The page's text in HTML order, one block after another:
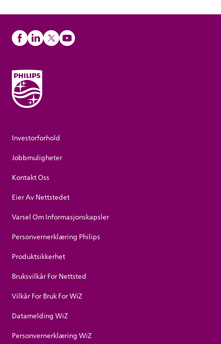
Investorforhold
Jobbmuligheter
Kontakt Oss
Eier Av Nettstedet
Varsel Om Informasjonskapsler
Personvernerklæring Philips
Produktsikkerhet
Bruksvilkår For Nettsted
Vilkår For Bruk For WiZ
Datamelding WiZ
Personvernerklæring WiZ